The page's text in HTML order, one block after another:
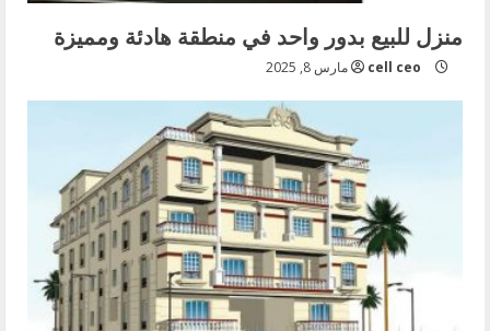
منزل للبيع بدور واحد في منطقة هادئة ومميزة
cell ceo مارس 8, 2025